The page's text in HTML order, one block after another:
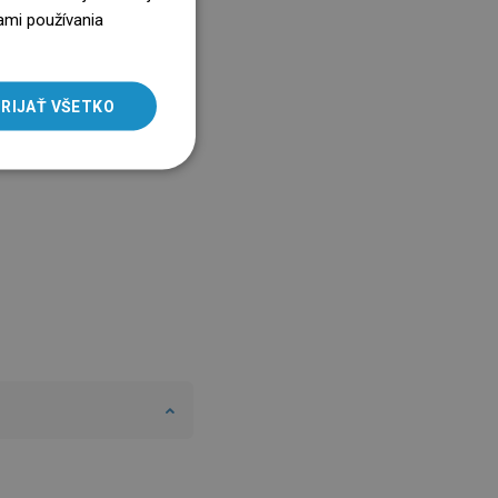
LITHUANIAN
ROMANIAN
používania
VŠETKO